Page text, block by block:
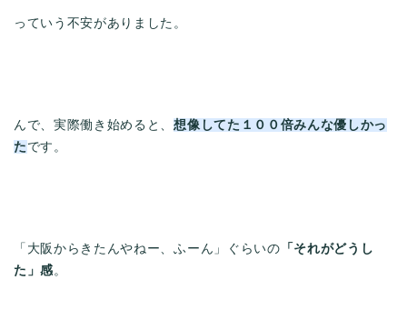
っていう不安がありました。
んで、実際働き始めると、想像してた１００倍みんな優しかっ
た です。
「大阪からきたんやねー、ふーん」ぐらいの 「それがどうし
た」感。